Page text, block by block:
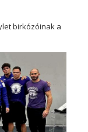
birkózóinak a